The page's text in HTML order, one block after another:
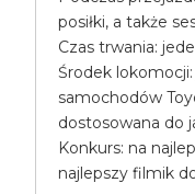
posiłki, a także
Czas trwania:
Środek
samochodów
dostosowana do
Konkurs: na
najlepszy filmik